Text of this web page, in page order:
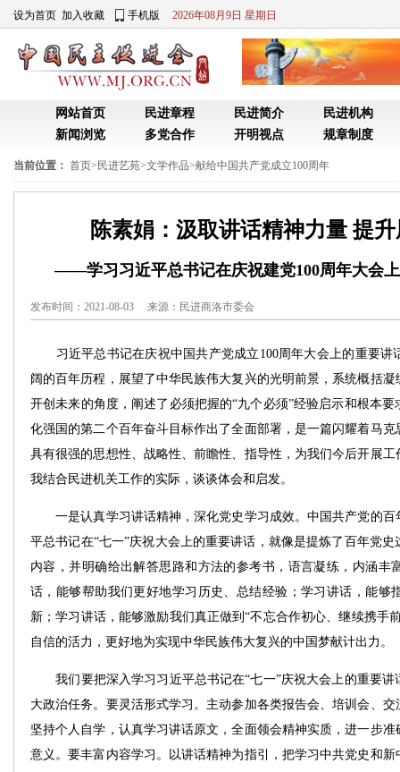
设为首页 加入收藏 手机版 2026年08月9日 星期日
网站首页 民进章程 民进简介
民进机构
新闻浏览
多党合作 开明视点 规章制度
当前位置： 首页> 民进艺苑>文学作品>献给中国共产党成立100周年
陈素娟：汲取讲话精神力量 提
——学习习近平总书记在庆祝建党100周年大会
发布时间：2021-08-03 来源： 民进商洛市委会
习近平总书记在庆祝中国共产党成立100周年大会上的重要讲
阔的百年历程，展望了中华民族伟大复兴的光明前景，系统概括
开创未来的角度，阐述了必须把握的“九个必须”经验启示和根本
化强国的第二个百年奋斗目标作出了全面部署，是一篇闪耀着马
具有很强的思想性、战略性、前瞻性、指导性，为我们今后开展
我结合民进机关工作的实际，谈谈体会和启发。
一是认真学习讲话精神，深化党史学习成效。中国共产党的百
平总书记在“七一”庆祝大会上的重要讲话，就像是提炼了百年党
内容，并明确给出解答思路和方法的参考书，语言凝练，内涵丰
话，能够帮助我们更好地学习历史、总结经验；学习讲话，能够
新；学习讲话，能够激励我们真正做到“不忘合作初心、继续携手
自信的活力，更好地为实现中华民族伟大复兴的中国梦献计出力。
我们要把深入学习习近平总书记在“七一”庆祝大会上的重要讲
大政治任务。要灵活形式学习。主动参加各类报告会、培训会、
坚持个人自学，认真学习讲话原文，全面领会精神实质，进一步
意义。要丰富内容学习。以讲话精神为指引，把学习中共党史和